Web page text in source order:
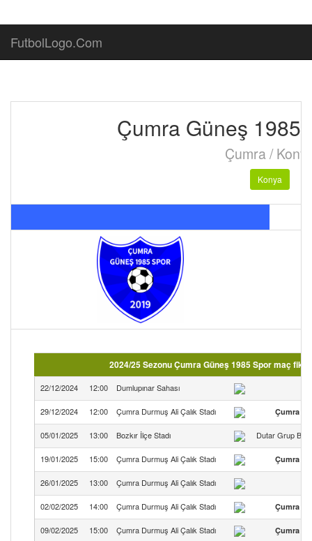
FutbolLogo.Com
Çumra Güneş 1985
Çumra /
Konya
2024/25 Sezonu Çumra Güneş 1985 Spor maç
22/12/2024 12:00 Dumlupınar Sahası
29/12/2024 12:00 Çumra Durmuş Ali Çalık Stadı Çumra
05/01/2025 13:00 Bozkır İlçe Stadı Dutar Grup
19/01/2025 15:00 Çumra Durmuş Ali Çalık Stadı Çumra
26/01/2025 13:00 Çumra Durmuş Ali Çalık Stadı
02/02/2025 14:00 Çumra Durmuş Ali Çalık Stadı Çumra
09/02/2025 15:00 Çumra Durmuş Ali Çalık Stadı Çumra